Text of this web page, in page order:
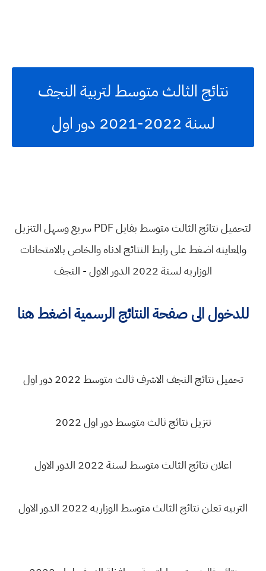
نتائج الثالث متوسط لتربية النجف
لسنة 2022-2021 دور اول
لتحميل نتائج الثالث متوسط بفايل PDF سريع وسهل التنزيل
والمعاينه اضغط على رابط النتائج ادناه والخاص بالامتحانات
الوزاريه لسنة 2022 الدور الاول - النجف
للدخول الى صفحة النتائج الرسمية اضغط هنا
تحميل نتائج النجف الاشرف ثالث متوسط 2022 دور اول
تنزيل نتائج ثالث متوسط دور اول 2022
اعلان نتائج الثالث متوسط لسنة 2022 الدور الاول
التربيه تعلن نتائج الثالث متوسط الوزاريه 2022 الدور الاول